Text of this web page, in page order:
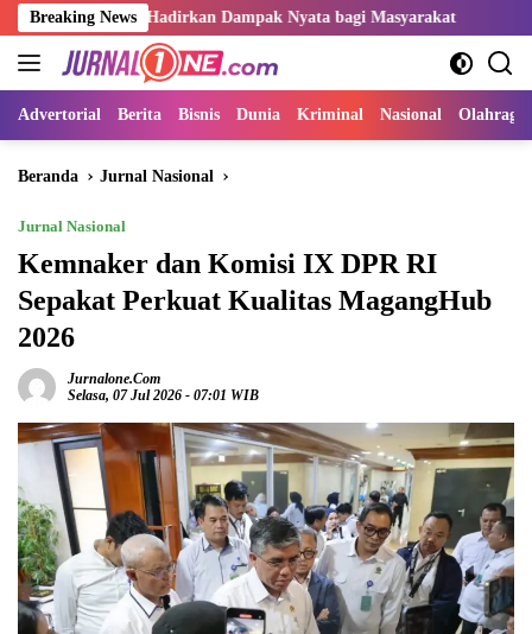
Langsung
ke
konten
Breaking News
Hadirkan Dampak Nyata bagi Masyarakat Sangat
Advertorial Berita Bisnis Dunia Kriminal Nasional Olahraga
Beranda Jurnal Nasional
Jurnal Nasional
Kemnaker dan Komisi IX DPR RI
Sepakat Perkuat Kualitas MagangHub
2026
Jurnalone.com
Selasa, 07 Jul 2026 - 07:01 WIB